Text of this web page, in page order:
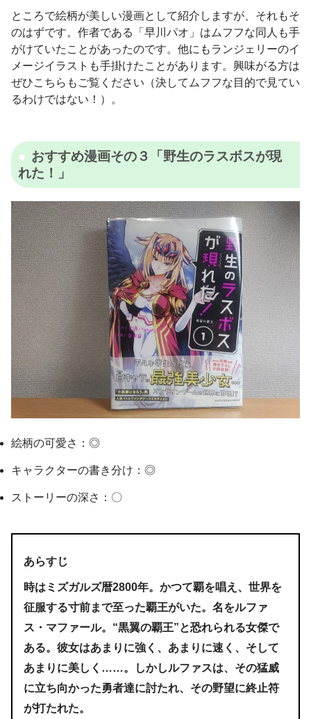
ところで絵柄が美しい漫画として紹介しますが、それもそ
のはずです。作者である「早川パオ」はムフフな同人も手
がけていたことがあったのです。他にもランジェリーのイ
メージイラストも手掛けたことがあります。興味がる方は
ぜひこちらもご覧ください（決してムフフな目的で見てい
るわけではない！）。
おすすめ漫画その３「野生のラスボスが現
れた！」
絵柄の可愛さ：◎
キャラクターの書き分け：◎
ストーリーの深さ：〇
あらすじ
時はミズガルズ暦2800年。かつて覇を唱え、世界を
征服する寸前まで至った覇王がいた。名をルファ
ス・マファール。“黒翼の覇王”と恐れられる女傑で
ある。彼女はあまりに強く、あまりに速く、そして
あまりに美しく……。しかしルファスは、その猛威
に立ち向かった勇者達に討たれ、その野望に終止符
が打たれた。